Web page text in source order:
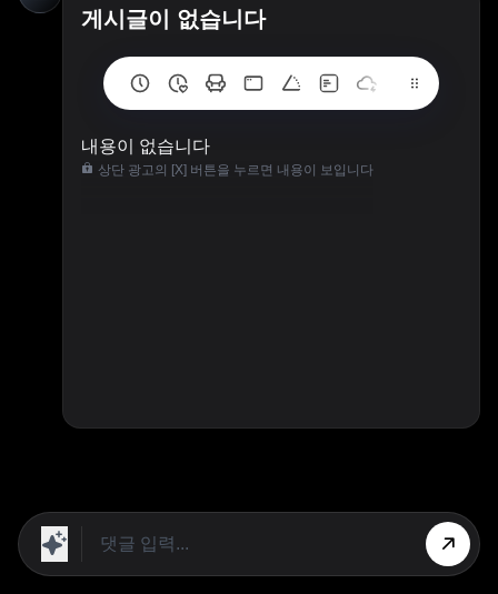
게시글이 없습니다
내용이 없습니다
상단 광고의 [X] 버튼을 누르면 내용이 보입니다